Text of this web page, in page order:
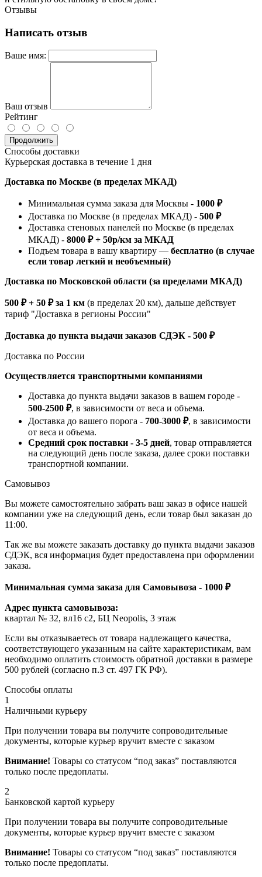
Отзывы
Написать отзыв
Ваше имя:
Ваш отзыв
Рейтинг
Продолжить
Способы доставки
Курьерская доставка в течение 1 дня
Доставка по Москве (в пределах МКАД)
Минимальная сумма заказа для Москвы - 1000 ₽
Доставка по Москве (в пределах МКАД) - 500 ₽
Доставка стеновых панелей по Москве (в пределах
МКАД) - 8000 ₽ + 50р/км за МКАД
Подъем товара в вашу квартиру — бесплатно (в случае
если товар легкий и необъемный)
Доставка по Московской области (за пределами МКАД)
500 ₽ + 50 ₽ за 1 км (в пределах 20 км), дальше действует
тариф "Доставка в регионы России"
Доставка до пункта выдачи заказов СДЭК - 500 ₽
Доставка по России
Осуществляется транспортными компаниями
Доставка до пункта выдачи заказов в вашем городе -
500-2500 ₽, в зависимости от веса и объема.
Доставка до вашего порога - 700-3000 ₽, в зависимости
от веса и объема.
Средний срок поставки - 3-5 дней, товар отправляется
на следующий день после заказа, далее сроки поставки
транспортной компании.
Самовывоз
Вы можете самостоятельно забрать ваш заказ в офисе нашей
компании уже на следующий день, если товар был заказан до
11:00.
Так же вы можете заказать доставку до пункта выдачи заказов
СДЭК, вся информация будет предоставлена при оформлении
заказа.
Минимальная сумма заказа для Самовывоза - 1000 ₽
Адрес пункта самовывоза:
квартал № 32, вл16 с2, БЦ Neopolis, 3 этаж
Если вы отказываетесь от товара надлежащего качества,
соответствующего указанным на сайте характеристикам, вам
необходимо оплатить стоимость обратной доставки в размере
500 рублей (согласно п.3 ст. 497 ГК РФ).
Способы оплаты
1
Наличными курьеру
При получении товара вы получите сопроводительные
документы, которые курьер вручит вместе с заказом
Внимание! Товары со статусом “под заказ” поставляются
только после предоплаты.
2
Банковской картой курьеру
При получении товара вы получите сопроводительные
документы, которые курьер вручит вместе с заказом
Внимание! Товары со статусом “под заказ” поставляются
только после предоплаты.